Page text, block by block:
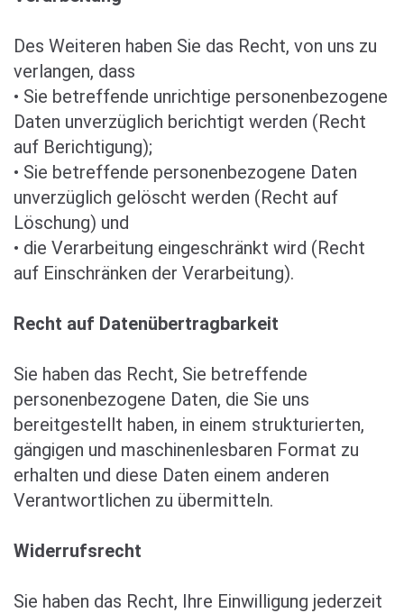
Des Weiteren haben Sie das Recht, von uns zu
verlangen, dass
• Sie betreffende unrichtige personenbezogene
Daten unverzüglich berichtigt werden (Recht
auf Berichtigung);
• Sie betreffende personenbezogene Daten
unverzüglich gelöscht werden (Recht auf
Löschung) und
• die Verarbeitung eingeschränkt wird (Recht
auf Einschränken der Verarbeitung).
Recht auf Datenübertragbarkeit
Sie haben das Recht, Sie betreffende
personenbezogene Daten, die Sie uns
bereitgestellt haben, in einem strukturierten,
gängigen und maschinenlesbaren Format zu
erhalten und diese Daten einem anderen
Verantwortlichen zu übermitteln.
Widerrufsrecht
Sie haben das Recht, Ihre Einwilligung jederzeit